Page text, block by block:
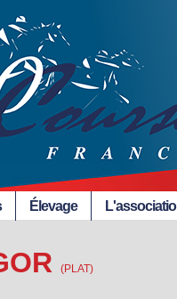
Élevage
(PLAT)